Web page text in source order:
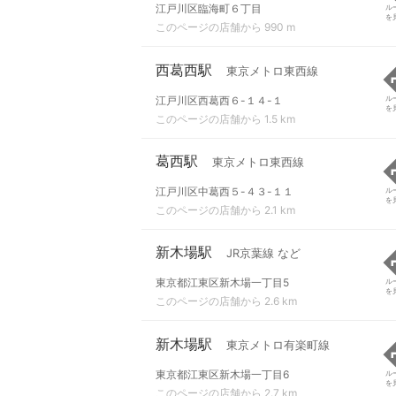
江戸川区臨海町６丁目
このページの店舗から 990 m
ル
を
西葛西駅 東京メトロ東西線
江戸川区西葛西６-１４-１
このページの店舗から 1.5 km
ル
を
葛西駅 東京メトロ東西線
江戸川区中葛西５-４３-１１
このページの店舗から 2.1 km
ル
を
新木場駅 JR京葉線 など
東京都江東区新木場一丁目5
このページの店舗から 2.6 km
ル
を
新木場駅 東京メトロ有楽町線
東京都江東区新木場一丁目6
このページの店舗から 2.7 km
ル
を